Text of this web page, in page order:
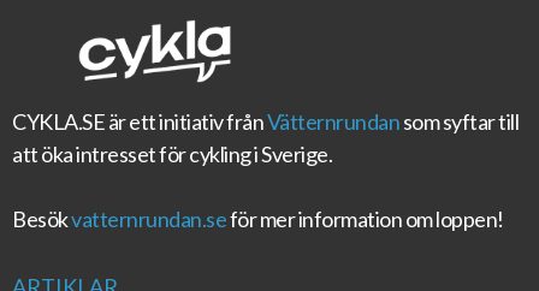
CYKLA.SEär ett initiativ frånVätternrundansom syftar till
att öka intresset för cykling i Sverige.
Besökvatternrundan.seför mer information om loppen!
ARTIKLAR